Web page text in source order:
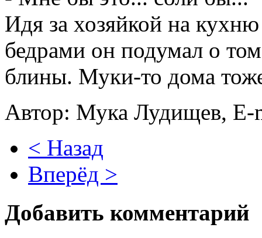
Идя за хозяйкой на
бедрами он подумал о
блины. Муки-то дома
Автор: Мука Лудищев,
< Назад
Вперёд >
Добавить комментарий